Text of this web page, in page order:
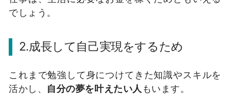
でしょう。
2.成長して自己実現をするため
これまで勉強して身につけてきた知識やスキルを
活かし、 自分の夢を叶えたい人 もいます。